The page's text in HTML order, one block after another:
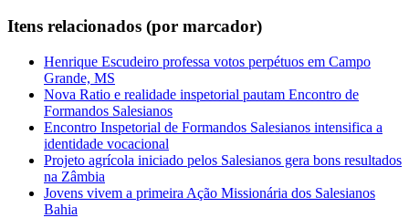
Itens relacionados (por marcador)
Henrique Escudeiro professa votos perpétuos em Campo
Grande, MS
Nova Ratio e realidade inspetorial pautam Encontro de
Formandos Salesianos
Encontro Inspetorial de Formandos Salesianos intensifica a
identidade vocacional
Projeto agrícola iniciado pelos Salesianos gera bons resultados
na Zâmbia
Jovens vivem a primeira Ação Missionária dos Salesianos
Bahia